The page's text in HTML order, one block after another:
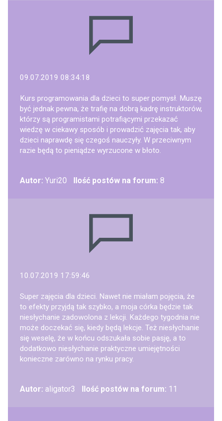
09.07.2019 08:34:18
Kurs programowania dla dzieci to super pomysł. Muszę
być jednak pewna, że trafię na dobrą kadrę instruktorów,
którzy są programistami potrafiącymi przekazać
wiedzę w ciekawy sposób i prowadzić zajęcia tak, aby
dzieci naprawdę się czegoś nauczyły. W przeciwnym
razie będą to pieniądze wyrzucone w błoto.
Autor: Yuri20 Ilość postów na forum: 8
10.07.2019 17:59:46
Super zajęcia dla dzieci. Nawet nie miałam pojęcia, że
to efekty przyjdą tak szybko, a moja córka będzie tak
niesłychanie zadowolona z lekcji. Każdego tygodnia nie
może doczekać się, kiedy będą lekcje. Też niesłychanie
się weselę, że w końcu odszukała sobie pasję, a to
dodatkowo niesłychanie praktyczne umiejętności
konieczne zarówno na rynku pracy.
Autor: aligator3 Ilość postów na forum: 11